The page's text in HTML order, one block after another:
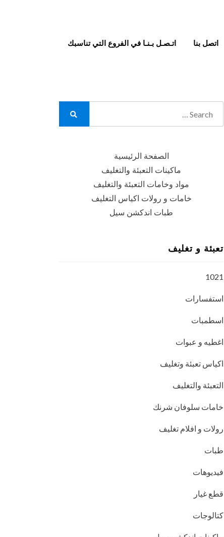
اتصل بنا اتـصـل بـنـا في الفروع التي تناسبك
الصفحة الرئيسية
ماكينات التعبئة والتغليف
مواد وخامات التعبئة والتغليف
خامات و رولات اكياس التغليف
طبات اندكشن سيل
تعبئة و تغليف
1021
استفسارات
اسطمبات
اغطيه و عبوات
اكياس تعبئة وتغليف
التعبئة والتغليف
خامات سلوفان شرنك
رولات و افلام تغليف
طبات
فيديوهات
قطع غيار
كتالوجات